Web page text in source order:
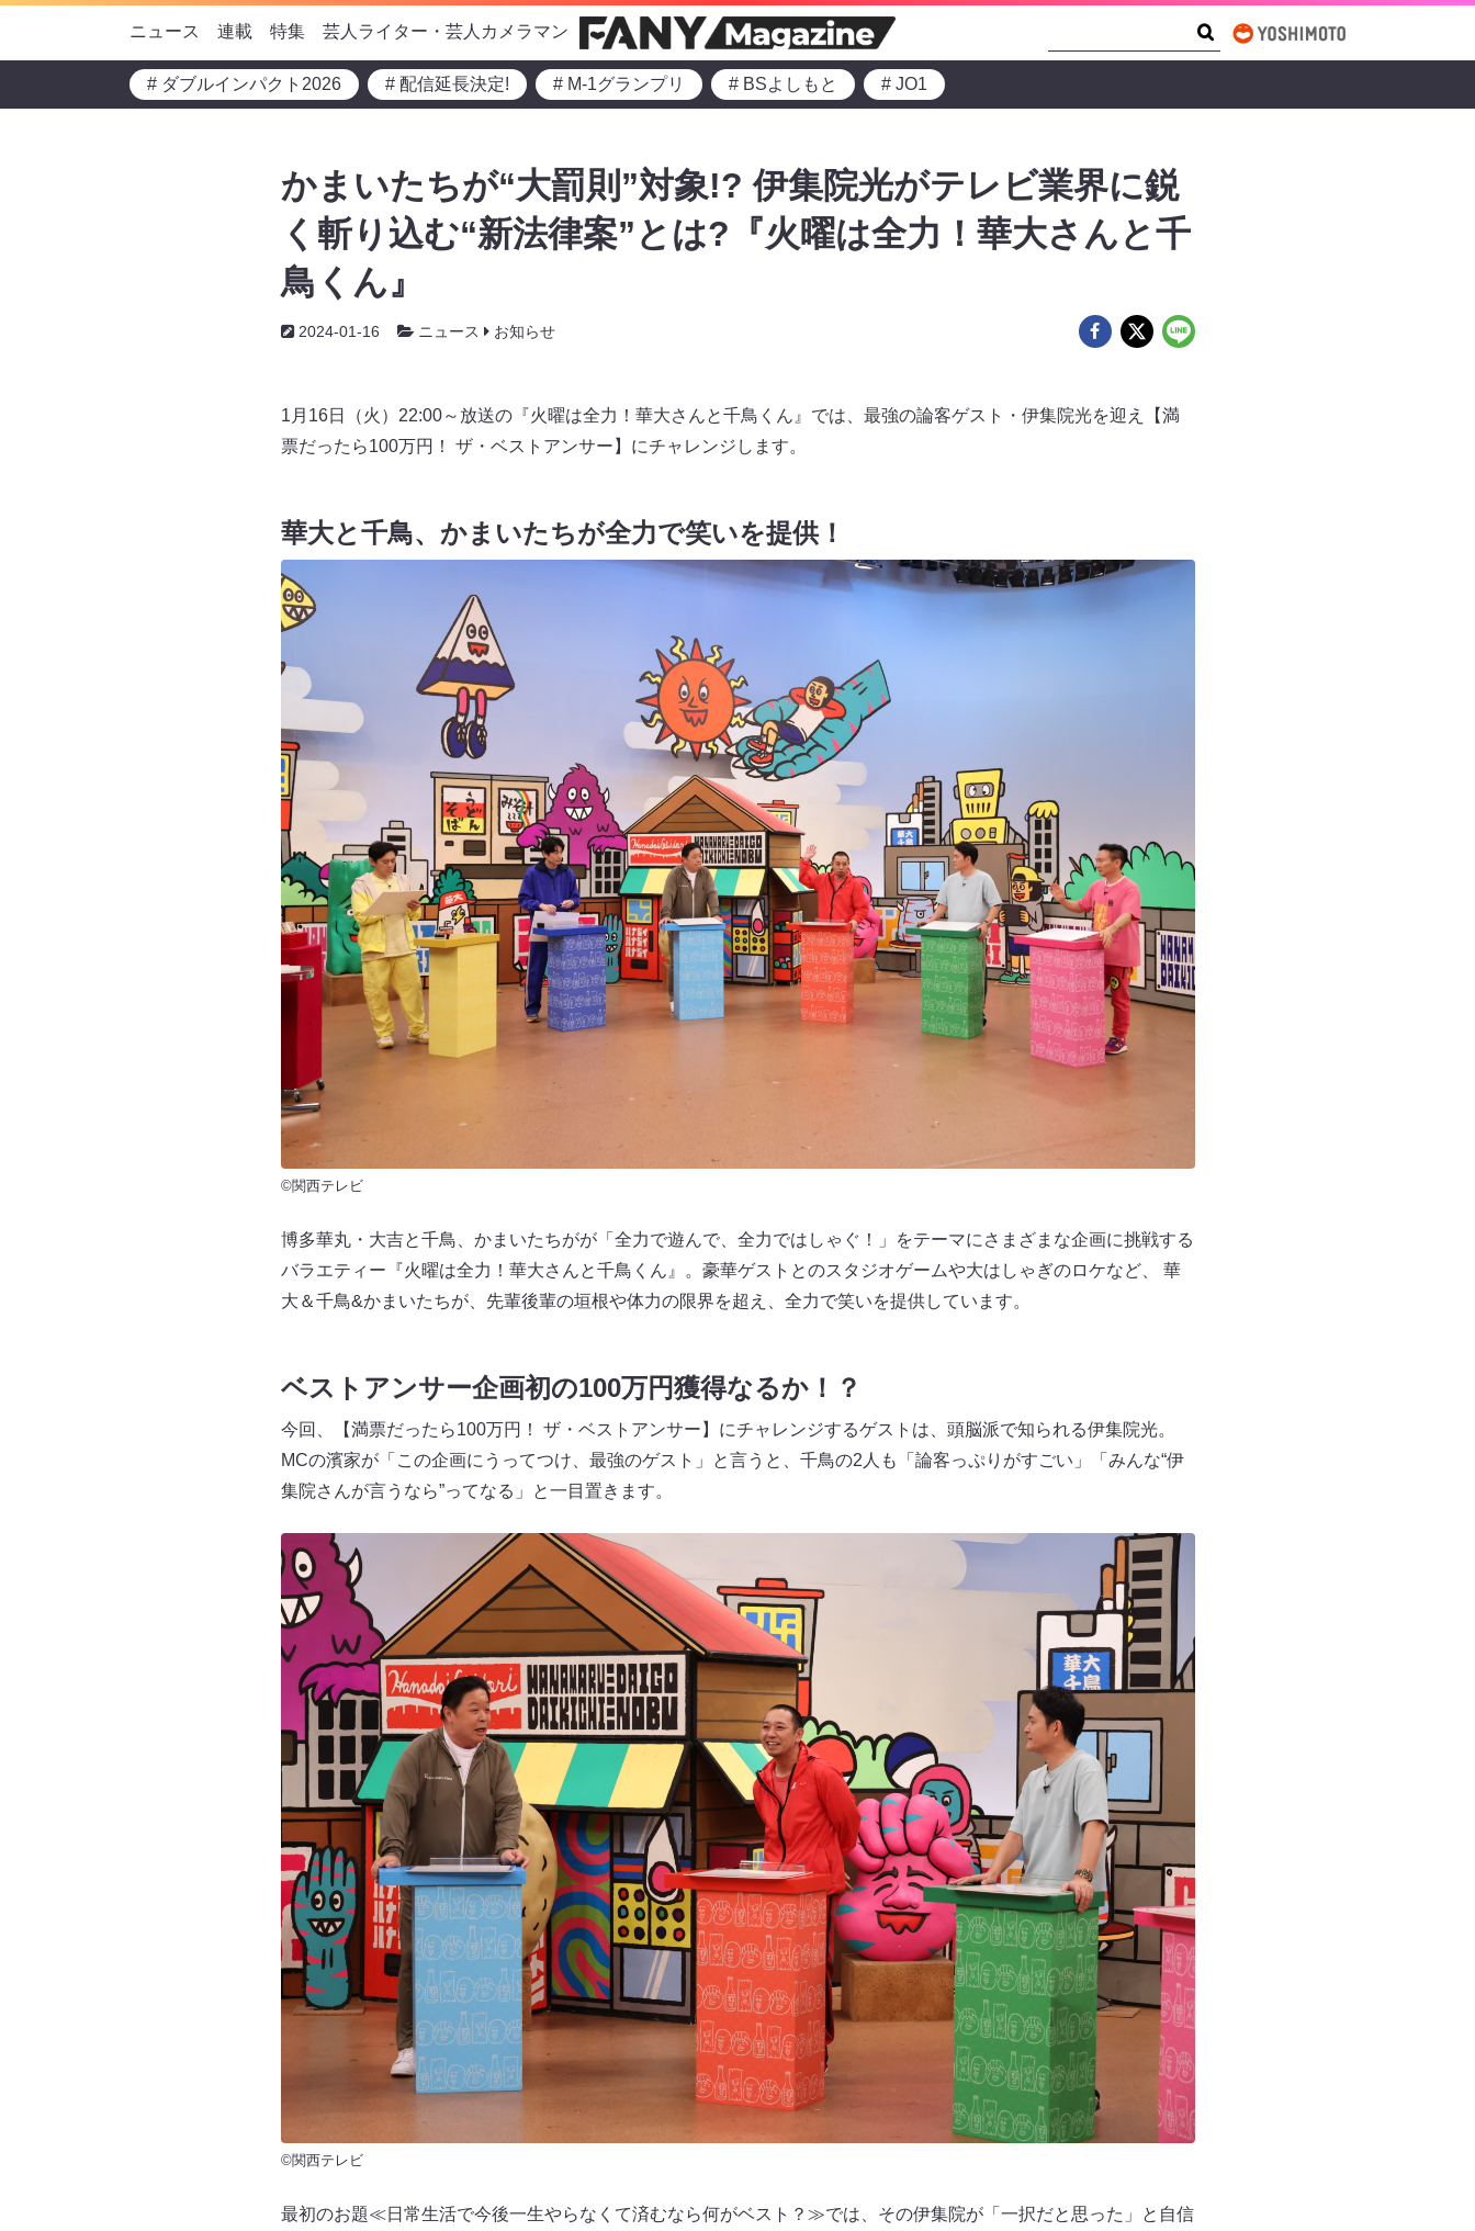
ニュース 連載 特集 芸人ライター・芸人カメラマン
# ダブルインパクト2026 # 配信延長決定! # M-1グランプリ # BSよしもと # JO1
かまいたちが“大罰則”対象!? 伊集院光がテレビ業界に鋭
く斬り込む“新法律案”とは?『火曜は全力！華大さんと千
鳥くん』
2024-01-16 ニュース お知らせ
1月16日（火）22:00～放送の『火曜は全力！華大さんと千鳥くん』では、最強の論客ゲスト・伊集院光を迎え【満
票だったら100万円！ ザ・ベストアンサー】にチャレンジします。
華大と千鳥、かまいたちが全力で笑いを提供！
©関西テレビ
博多華丸・大吉と千鳥、かまいたちがが「全力で遊んで、全力ではしゃぐ！」をテーマにさまざまな企画に挑戦する
バラエティー『火曜は全力！華大さんと千鳥くん』。豪華ゲストとのスタジオゲームや大はしゃぎのロケなど、 華
大＆千鳥&かまいたちが、先輩後輩の垣根や体力の限界を超え、全力で笑いを提供しています。
ベストアンサー企画初の100万円獲得なるか！？
今回、【満票だったら100万円！ ザ・ベストアンサー】にチャレンジするゲストは、頭脳派で知られる伊集院光。
MCの濱家が「この企画にうってつけ、最強のゲスト」と言うと、千鳥の2人も「論客っぷりがすごい」「みんな“伊
集院さんが言うなら”ってなる」と一目置きます。
©関西テレビ
最初のお題≪日常生活で今後一生やらなくて済むなら何がベスト？≫では、その伊集院が「一択だと思った」と自信